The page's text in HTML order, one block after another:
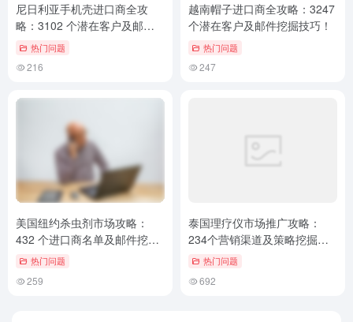
尼日利亚手机壳进口商全攻
略：3102 个潜在客户及邮件
挖掘技巧！
热门问题
216
越南帽子进口商全攻略：3247
个潜在客户及邮件挖掘技巧！
热门问题
247
美国纽约杀虫剂市场攻略：
432 个进口商名单及邮件挖掘
秘诀！
热门问题
259
泰国理疗仪市场推广攻略：
234个营销渠道及策略挖掘秘
诀！热门问题
692